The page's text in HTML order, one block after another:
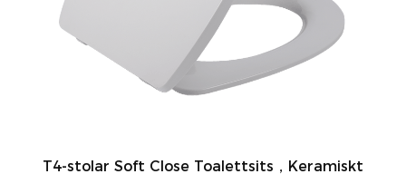
T4-stolar Soft Close Toalettsits，Keramiskt